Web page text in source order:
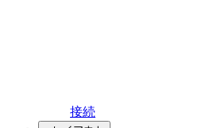
接続